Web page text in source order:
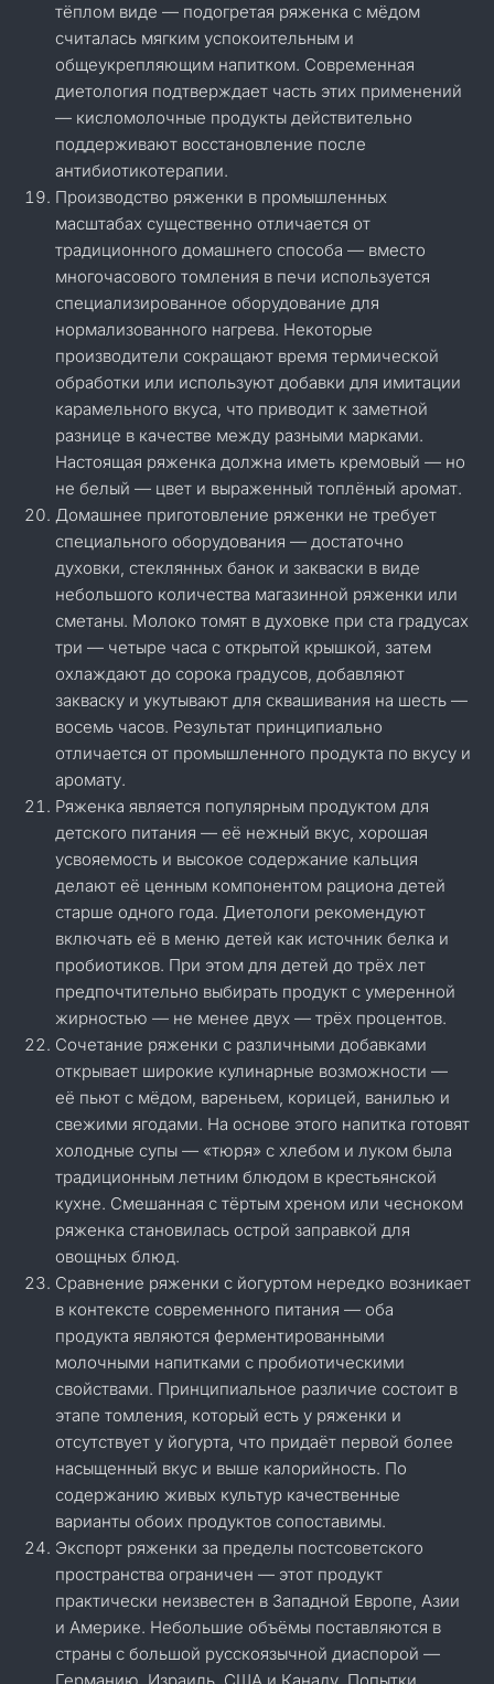
тёплом виде — подогретая ряженка с мёдом
считалась мягким успокоительным и
общеукрепляющим напитком. Современная
диетология подтверждает часть этих применений
— кисломолочные продукты действительно
поддерживают восстановление после
антибиотикотерапии.
Производство ряженки в промышленных
масштабах существенно отличается от
традиционного домашнего способа — вместо
многочасового томления в печи используется
специализированное оборудование для
нормализованного нагрева. Некоторые
производители сокращают время термической
обработки или используют добавки для имитации
карамельного вкуса, что приводит к заметной
разнице в качестве между разными марками.
Настоящая ряженка должна иметь кремовый — но
не белый — цвет и выраженный топлёный аромат.
Домашнее приготовление ряженки не требует
специального оборудования — достаточно
духовки, стеклянных банок и закваски в виде
небольшого количества магазинной ряженки или
сметаны. Молоко томят в духовке при ста градусах
три — четыре часа с открытой крышкой, затем
охлаждают до сорока градусов, добавляют
закваску и укутывают для сквашивания на шесть —
восемь часов. Результат принципиально
отличается от промышленного продукта по вкусу и
аромату.
Ряженка является популярным продуктом для
детского питания — её нежный вкус, хорошая
усвояемость и высокое содержание кальция
делают её ценным компонентом рациона детей
старше одного года. Диетологи рекомендуют
включать её в меню детей как источник белка и
пробиотиков. При этом для детей до трёх лет
предпочтительно выбирать продукт с умеренной
жирностью — не менее двух — трёх процентов.
Сочетание ряженки с различными добавками
открывает широкие кулинарные возможности —
её пьют с мёдом, вареньем, корицей, ванилью и
свежими ягодами. На основе этого напитка готовят
холодные супы — «тюря» с хлебом и луком была
традиционным летним блюдом в крестьянской
кухне. Смешанная с тёртым хреном или чесноком
ряженка становилась острой заправкой для
овощных блюд.
Сравнение ряженки с йогуртом нередко возникает
в контексте современного питания — оба
продукта являются ферментированными
молочными напитками с пробиотическими
свойствами. Принципиальное различие состоит в
этапе томления, который есть у ряженки и
отсутствует у йогурта, что придаёт первой более
насыщенный вкус и выше калорийность. По
содержанию живых культур качественные
варианты обоих продуктов сопоставимы.
Экспорт ряженки за пределы постсоветского
пространства ограничен — этот продукт
практически неизвестен в Западной Европе, Азии
и Америке. Небольшие объёмы поставляются в
страны с большой русскоязычной диаспорой —